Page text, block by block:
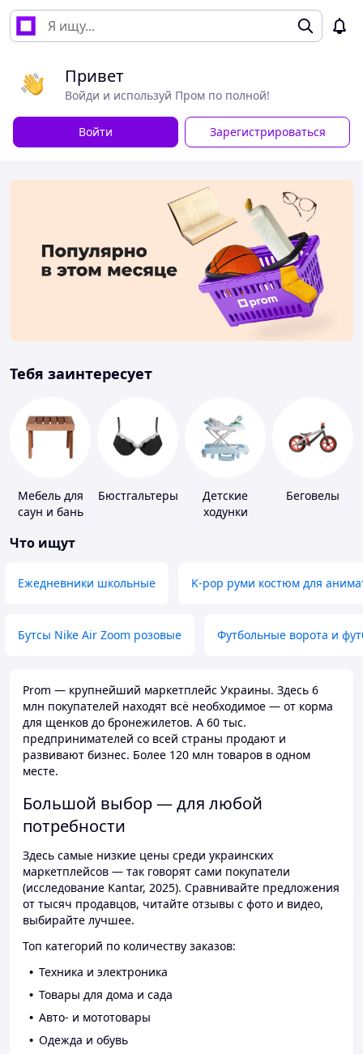
Привет
Войди и используй Пром по полной!
Войти Зарегистрироваться
Тебя заинтересует
Мебель для
саун и бань
Бюстгальтеры
Детские
ходунки
Беговелы
Что ищут
Ежедневники школьные K-pop руми костюм для
Бутсы Nike Air Zoom розовые Футбольные ворота и
Prom — крупнейший маркетплейс Украины. Здесь 6
млн покупателей находят всё необходимое — от корма
для щенков до бронежилетов. А 60 тыс.
предпринимателей со всей страны продают и
развивают бизнес. Более 120 млн товаров в одном
месте.
Большой выбор — для любой
потребности
Здесь самые низкие цены среди украинских
маркетплейсов — так говорят сами покупатели
(исследование Kantar, 2025). Сравнивайте предложения
от тысяч продавцов, читайте отзывы с фото и видео,
выбирайте лучшее.
Топ категорий по количеству заказов:
Техника и электроника
Товары для дома и сада
Авто- и мототовары
Одежда и обувь